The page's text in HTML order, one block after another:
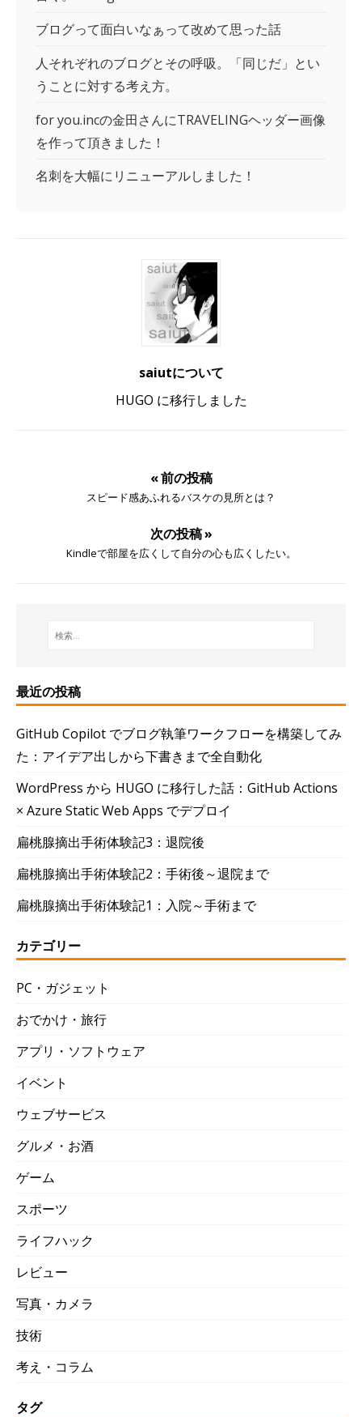
ブログって面白いなぁって改めて思った話
人それぞれのブログとその呼吸。「同じだ」とい
うことに対する考え方。
for you.incの金田さんにTRAVELINGヘッダー画像
を作って頂きました！
名刺を大幅にリニューアルしました！
saiutについて
HUGO に移行しました
« 前の投稿
スピード感あふれるバスケの見所とは？
次の投稿 »
Kindleで部屋を広くして自分の心も広くしたい。
最近の投稿
GitHub Copilot でブログ執筆ワークフローを構築してみ
た：アイデア出しから下書きまで全自動化
WordPress から HUGO に移行した話：GitHub Actions
× Azure Static Web Apps でデプロイ
扁桃腺摘出手術体験記3：退院後
扁桃腺摘出手術体験記2：手術後～退院まで
扁桃腺摘出手術体験記1：入院～手術まで
カテゴリー
PC・ガジェット
おでかけ・旅行
アプリ・ソフトウェア
イベント
ウェブサービス
グルメ・お酒
ゲーム
スポーツ
ライフハック
レビュー
写真・カメラ
技術
考え・コラム
タグ